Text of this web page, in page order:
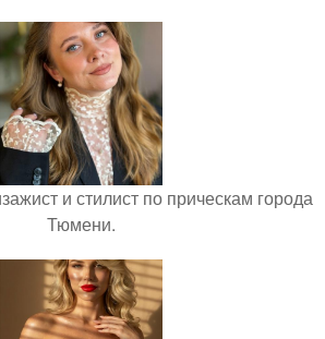
и стилист по прическам города
Тюмени.